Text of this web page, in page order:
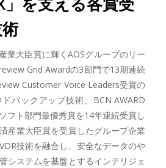
業大臣賞に輝くAOSグループのリー
Grid Awardの3部門で13期連続
Customer Voice Leaders受賞の
ドバックアップ技術、BCN AWARD
フト部門最優秀賞を14年連続受賞し
産業大臣賞を受賞したグループ企業
技術を融合し、安全なデータのや
システムを基盤とするインテリジェ